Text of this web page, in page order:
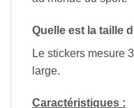
Quelle est la taille
Le stickers mesure
large.
Caractéristiques :